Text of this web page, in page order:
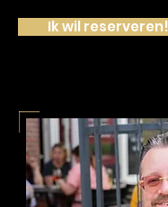
Ik wil reserveren!